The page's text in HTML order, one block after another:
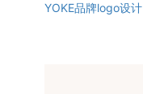
YOKE品牌logo设计